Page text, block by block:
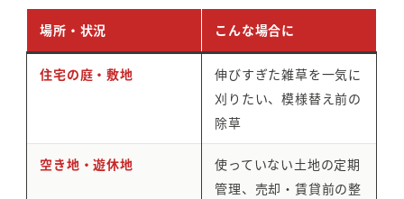
場所・状況 こんな場合に
住宅の庭・敷地
伸びすぎた雑草を一気に
刈りたい、模様替え前の
除草
空き地・遊休地
使っていない土地の定期
管理、売却・賃貸前の整